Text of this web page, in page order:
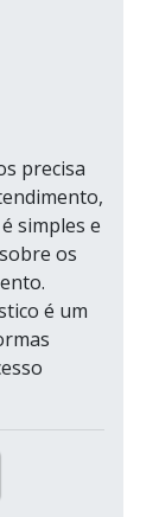
precisa
simples e
os
é um